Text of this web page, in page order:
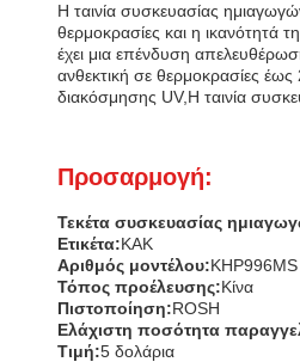
Η ταινία συσκευασίας
θερμοκρασίες και η ικανότητά
έχει μια επένδυση
ανθεκτική σε θερμοκρασίες
διακόσμησης UV,Η ταινία
Προσαρμογή:
Τεκέτα συσκευασίας
Ετικέτα:ΚΑΚ
Αριθμός μοντέλου:KHP996MS
Τόπος προέλευσης:Κίνα
Πιστοποίηση:ROSH
Ελάχιστη ποσότητα
Τιμή:5 δολάρια